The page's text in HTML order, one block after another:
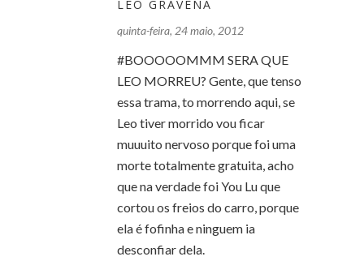
LEO GRAVENA
quinta-feira, 24 maio, 2012
#BOOOOOMMM SERA QUE
LEO MORREU? Gente, que tenso
essa trama, to morrendo aqui, se
Leo tiver morrido vou ficar
muuuito nervoso porque foi uma
morte totalmente gratuita, acho
que na verdade foi You Lu que
cortou os freios do carro, porque
ela é fofinha e ninguem ia
desconfiar dela.